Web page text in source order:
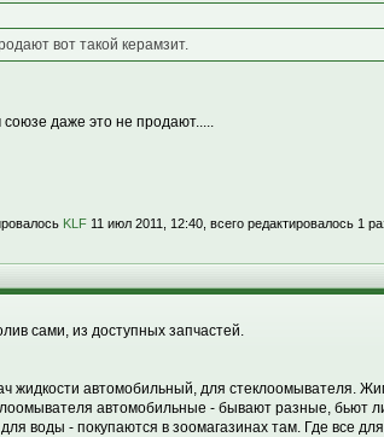
вот такой керамзит.
даже это не продают.....
KLF 11 июл 2011, 12:40, всего редактировалось 1
сами, из доступных запчастей.
жидкости автомобильный, для стеклоомывателя.
автомобильные - бывают разные, бьют
воды - покупаются в зоомагазинах там. Где все